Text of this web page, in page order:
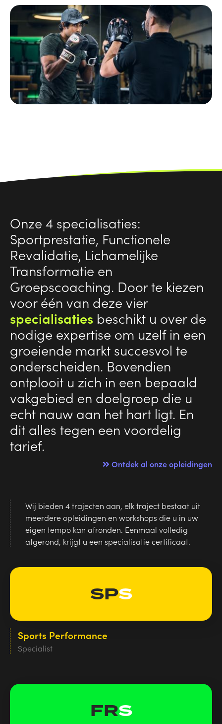
Onze 4 specialisaties:
Sportprestatie, Functionele
Revalidatie, Lichamelijke
Transformatie en
Groepscoaching. Door te kiezen
voor één van deze vier
specialisaties beschikt u over de
nodige expertise om uzelf in een
groeiende markt succesvol te
onderscheiden. Bovendien
ontplooit u zich in een bepaald
vakgebied en doelgroep die u
echt nauw aan het hart ligt. En
dit alles tegen een voordelig
tarief.
Ontdek al onze opleidingen
Wij bieden 4 trajecten aan, elk traject bestaat uit
meerdere opleidingen en workshops die u in uw
eigen tempo kan afronden. Eenmaal volledig
afgerond, krijgt u een specialisatie certificaat.
SPS
Sports Performance
Specialist
FRS